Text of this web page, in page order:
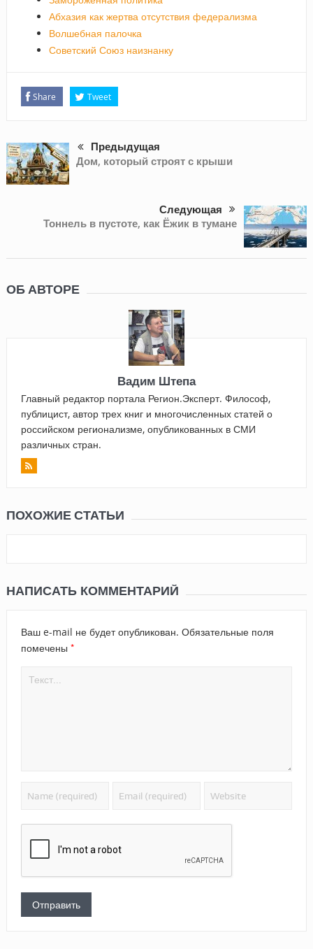
Абхазия как жертва отсутствия федерализма
Волшебная палочка
Советский Союз наизнанку
Share Tweet
Предыдущая
Дом, который строят с крыши
Следующая
Тоннель в пустоте, как Ёжик в тумане
ОБ АВТОРЕ
Вадим Штепа
Главный редактор портала Регион.Эксперт. Философ,
публицист, автор трех книг и многочисленных статей о
российском регионализме, опубликованных в СМИ
различных стран.
ПОХОЖИЕ СТАТЬИ
НАПИСАТЬ КОММЕНТАРИЙ
Ваш e-mail не будет опубликован. Обязательные поля
помечены *